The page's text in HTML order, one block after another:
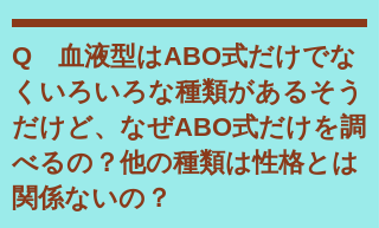
Q 血液型はABO式だけでな
くいろいろな種類があるそう
だけど、なぜABO式だけを調
べるの？他の種類は性格とは
関係ないの？